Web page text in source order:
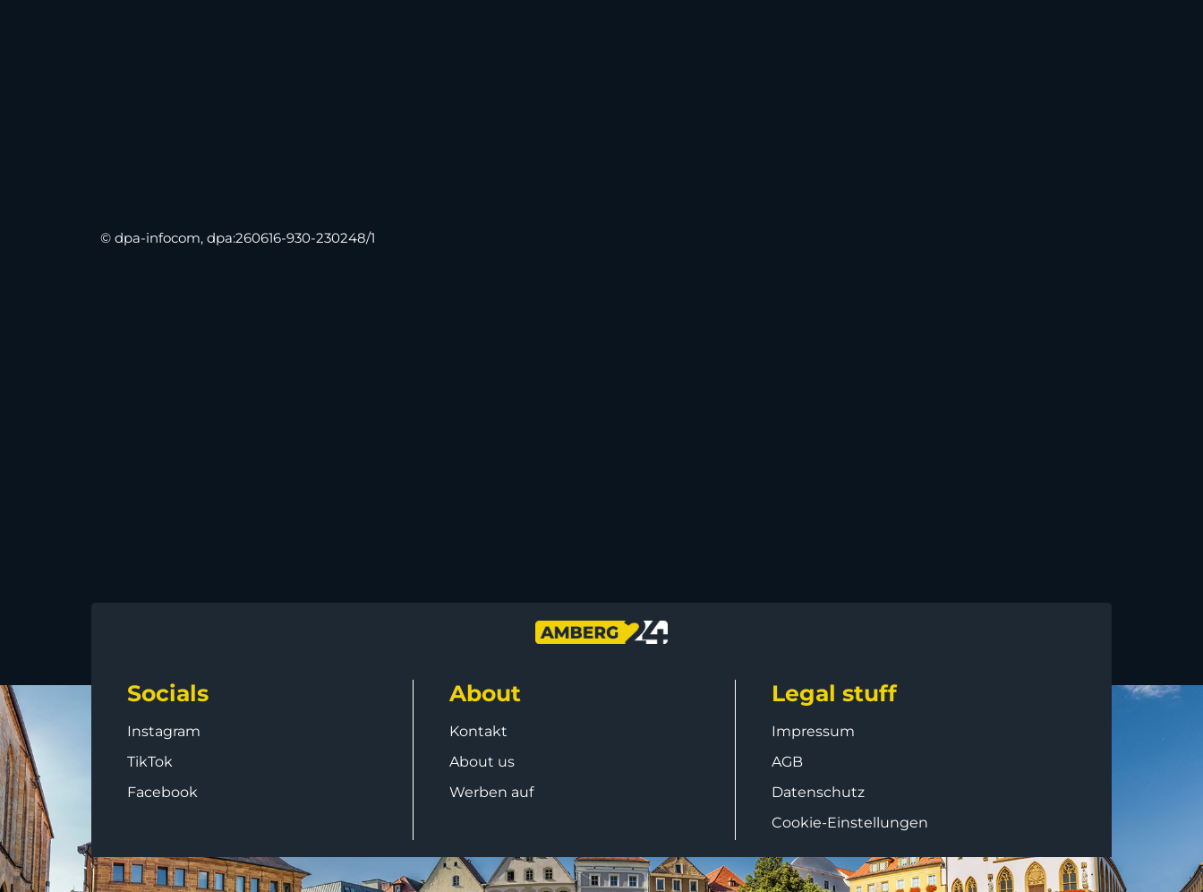
© dpa-infocom, dpa:260616-930-230248/1
Socials
Instagram
TikTok
Facebook
About
Kontakt
About us
Werben auf
Legal stuff
Impressum
AGB
Datenschutz
Cookie-Einstellungen